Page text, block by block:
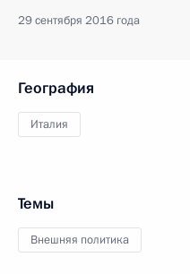
29 сентября 2016 года
География
Италия
Темы
Внешняя политика